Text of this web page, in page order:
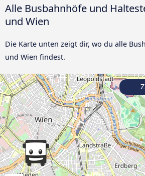
Alle Busbahnhöfe und
und Wien
Die Karte unten zeigt dir, wo du alle
und Wien findest.